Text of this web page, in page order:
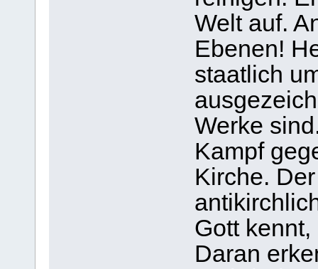
Welt auf.
Ebenen!
staatlich
Werke
Kampf
Kirche.
Gott
Daran